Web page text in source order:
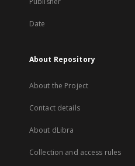
Date
About Repository
About the Project
Contact details
About dLibra
Collection and access rules